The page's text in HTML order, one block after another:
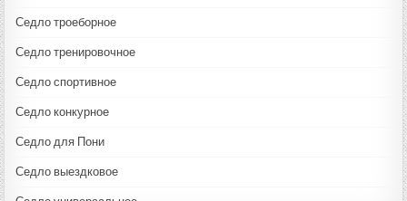
Седло троеборное
Седло тренировочное
Седло спортивное
Седло конкурное
Седло для Пони
Седло выездковое